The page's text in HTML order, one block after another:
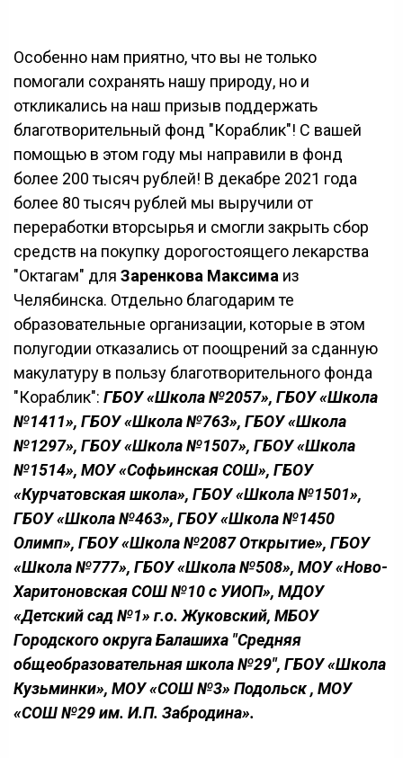
Особенно нам приятно, что вы не только
помогали сохранять нашу природу, но и
откликались на наш призыв поддержать
благотворительный фонд "Кораблик"! С вашей
помощью в этом году мы направили в фонд
более 200 тысяч рублей! В декабре 2021 года
более 80 тысяч рублей мы выручили от
переработки вторсырья и смогли закрыть сбор
средств на покупку дорогостоящего лекарства
"Октагам" для Заренкова Максима из
Челябинска. Отдельно благодарим те
образовательные организации, которые в этом
полугодии отказались от поощрений за сданную
макулатуру в пользу благотворительного фонда
"Кораблик": ГБОУ «Школа №2057», ГБОУ «Школа
№1411», ГБОУ «Школа №763», ГБОУ «Школа
№1297», ГБОУ «Школа №1507», ГБОУ «Школа
№1514», МОУ «Софьинская СОШ», ГБОУ
«Курчатовская школа», ГБОУ «Школа №1501»,
ГБОУ «Школа №463», ГБОУ «Школа №1450
Олимп», ГБОУ «Школа №2087 Открытие», ГБОУ
«Школа №777», ГБОУ «Школа №508», МОУ «Ново-
Харитоновская СОШ №10 с УИОП», МДОУ
«Детский сад №1» г.о. Жуковский, МБОУ
Городского округа Балашиха "Средняя
общеобразовательная школа №29", ГБОУ «Школа
Кузьминки», МОУ «СОШ №3» Подольск , МОУ
«СОШ №29 им. И.П. Забродина».